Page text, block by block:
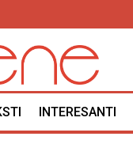
INTERESANTI